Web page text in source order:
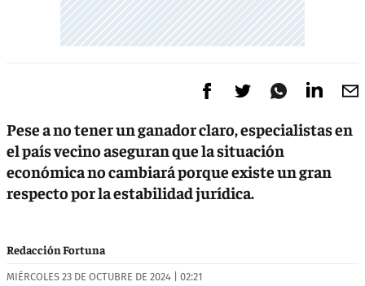
Pese a no tener un ganador claro, especialistas en
el país vecino aseguran que la situación
económica no cambiará porque existe un gran
respecto por la estabilidad jurídica.
Redacción Fortuna
MIÉRCOLES 23 DE OCTUBRE DE 2024 | 02:21